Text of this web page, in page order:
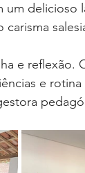
um delicioso
e reflexão.
e